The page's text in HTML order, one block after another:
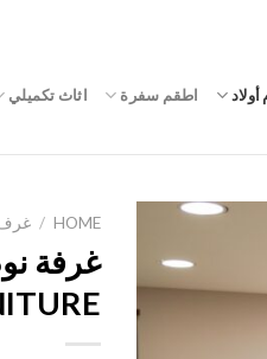
اطقم سفرة اثاث تكميلي
HOME
/ غرف